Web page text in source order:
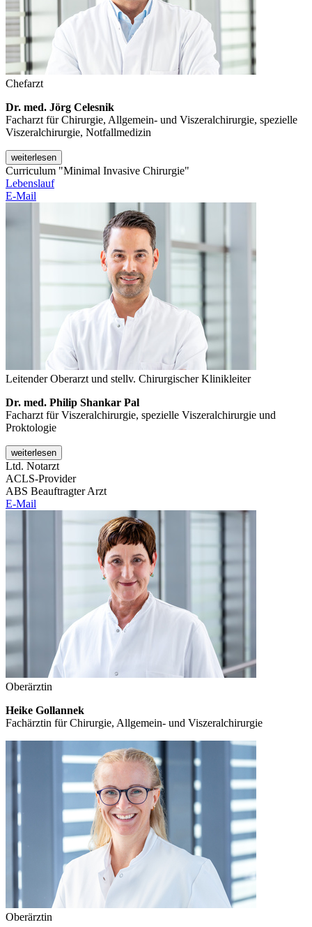
Chefarzt
Dr. med. Jörg Celesnik
Facharzt für Chirurgie, Allgemein- und Viszeralchirurgie, spezielle
Viszeralchirurgie, Notfallmedizin
weiterlesen
Curriculum "Minimal Invasive Chirurgie"
Lebenslauf
E-Mail
Leitender Oberarzt und stellv. Chirurgischer Klinikleiter
Dr. med. Philip Shankar Pal
Facharzt für Viszeralchirurgie, spezielle Viszeralchirurgie und
Proktologie
weiterlesen
Ltd. Notarzt
ACLS-Provider
ABS Beauftragter Arzt
E-Mail
Oberärztin
Heike Gollannek
Fachärztin für Chirurgie, Allgemein- und Viszeralchirurgie
Oberärztin